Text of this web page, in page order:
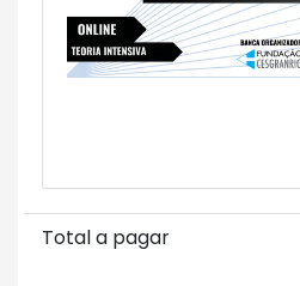
Total a pagar